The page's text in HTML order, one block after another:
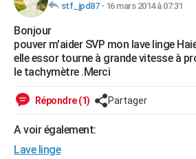
Retraite
Impôts
Epargne
Immobilier
Risques naturels par ville
Banque
Assurance
Crédit
AUTO
Essais
Réserver un essai
Citadines
Berlines
SUV
Forum auto
+HIGH-TECH
Mobiles
Meilleur smartphone
Internet
Ordinateurs
Jeux vidéo
Guide high-tech
+BRICOLAGE
Forum
Aménagement intérieur
Extérieur
Cuisine
Salle de bains
Jardinage
Rangement
WEEK-END
LIFESTYLE
Art de vivre
Bien-être
Loisirs
Mode
Modes de vie
SANTE
stf_jpd87- 16 mars 2014 à 07:31
Bonjour
pouver m'aider SVP mon lave linge
elle essor tourne à grande vitesse à
le tachymètre .Merci
Répondre (1) Partager
A voir également:
Lave linge